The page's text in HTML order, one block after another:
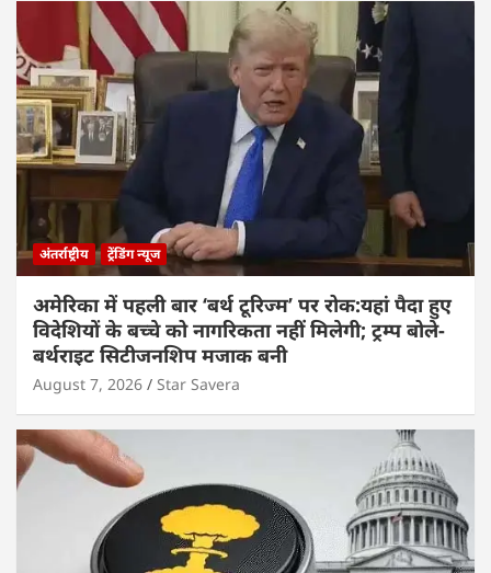
अंतर्राष्ट्रीय ट्रेंडिंग न्यूज
अमेरिका में पहली बार ‘बर्थ टूरिज्म’ पर रोक:यहां पैदा हुए
विदेशियों के बच्चे को नागरिकता नहीं मिलेगी; ट्रम्प बोले-
बर्थराइट सिटीजनशिप मजाक बनी
August 7, 2026 Star Savera